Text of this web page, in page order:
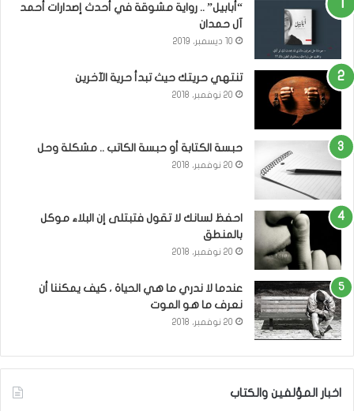
“أبابيل” .. رواية مشوقة في أحدث إصدارات أحمد
آل حمدان
10 ديسمبر، 2019
تنتهي حريتك حيث تبدأ حرية الآخرين
20 نوفمبر، 2018
حبسة الكتابة أو حبسة الكاتب .. مشكلة وحل
20 نوفمبر، 2018
احفظ لسانك لا تقول فتبتلى إن البلاء موكل
بالمنطق
20 نوفمبر، 2018
عندما لا ندري ما هي الحياة ، كيف يمكننا أن
نعرف ما هو الموت
20 نوفمبر، 2018
اخبار المؤلفين والكتاب